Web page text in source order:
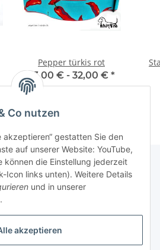
Pepper türkis rot
23,00 € - 32,00 € *
Co nutzen
akzeptieren“ gestatten Sie den
auf unserer Website: YouTube,
können die Einstellung jederzeit
Icon links unten). Weitere Details
und in unserer
.
akzeptieren